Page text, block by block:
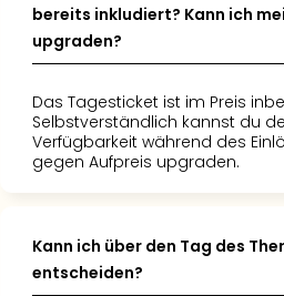
bereits inkludiert? Kann ich
upgraden?
Das Tagesticket ist im Preis
Selbstverständlich kannst du
Verfügbarkeit während des
gegen Aufpreis upgraden.
Kann ich über den Tag des
entscheiden?